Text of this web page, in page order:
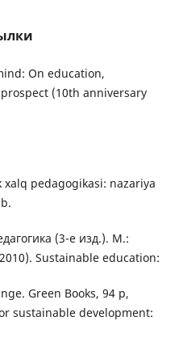
On education,
(10th anniversary
xalq pedagogikasi: nazariya
(3-е изд.). М.:
Sustainable education:
Green Books, 94 p,
sustainable development: